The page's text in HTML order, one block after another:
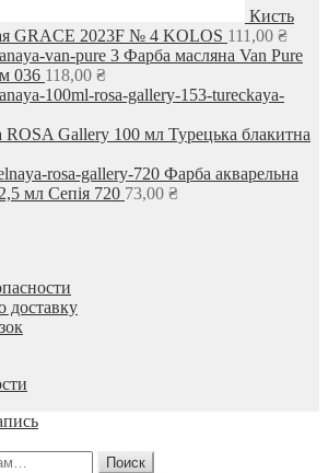
Кисть
GRACE 2023F № 4 KOLOS 111,00 ₴
Фарба масляна Van Pure
036 118,00 ₴
ROSA Gallery 100 мл Турецька блакитна
Фарба акварельна
мл Сепія 720 73,00 ₴
доставку
Поиск